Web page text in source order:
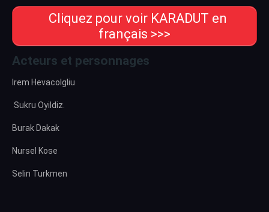
Cliquez pour voir KARADUT en
français >>>
Acteurs et personnages
Irem Hevacolgliu
Sukru Oyildiz.
Burak Dakak
Nursel Kose
Selin Turkmen